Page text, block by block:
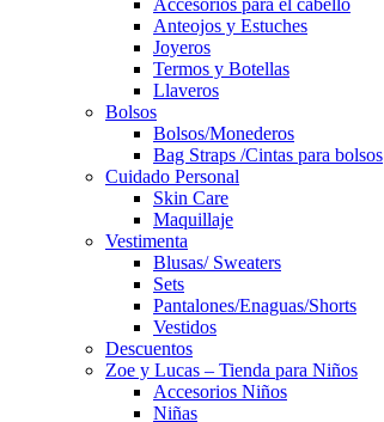
Accesorios para el cabello
Anteojos y Estuches
Joyeros
Termos y Botellas
Llaveros
Bolsos
Bolsos/Monederos
Bag Straps /Cintas para bolsos
Cuidado Personal
Skin Care
Maquillaje
Vestimenta
Blusas/ Sweaters
Sets
Pantalones/Enaguas/Shorts
Vestidos
Descuentos
Zoe y Lucas – Tienda para Niños
Accesorios Niños
Niñas